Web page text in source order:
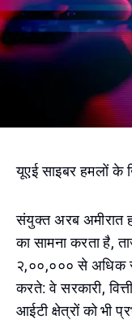
यूएई साइबर हमलों के
संयुक्त अरब अमीरात
का सामना करता है,
२,००,००० से अधिक
करते: वे सरकारी,
आईटी क्षेत्रों को भी